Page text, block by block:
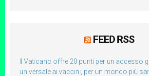
FEED RSS
Il Vaticano offre 20 punti per un accesso
universale ai vaccini, per un mondo più